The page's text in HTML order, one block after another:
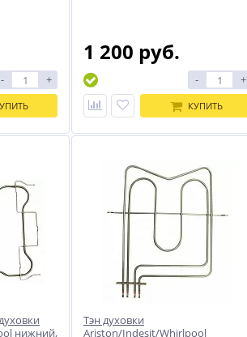
- +
1 200 руб.
- +
КУПИТЬ
нижний,
Тэн духовки
Ariston/Indesit/Whirlpool